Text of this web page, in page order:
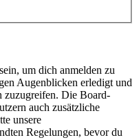
um dich anmelden zu
Augenblicken erledigt und
zuzugreifen. Die Board-
auch zusätzliche
unsere
Regelungen, bevor du